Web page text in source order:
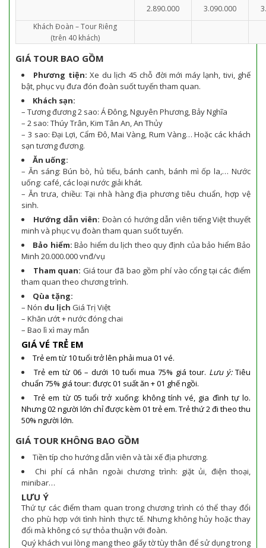
2.890.000 3.090.000
Khách Đoàn – Tour Riêng
(trên 40 khách)
GIÁ TOUR BAO GỒM
Phương tiện: Xe du lịch 45 chỗ đời mới máy lạnh, tivi, ghế
bật, phục vụ đưa đón đoàn suốt tuyến tham quan.
Khách sạn:
– Tương đương 2 sao: Á Đông, Nguyên Phương, Bảy Nghĩa
– 2 sao: Thúy Trân, Kim Tân An, An Thủy
– 3 sao: Đại Lợi, Cẩm Đô, Mai Vàng, Rum Vàng… Hoặc các khách
sạn tương đương.
Ăn uống:
– Ăn sáng: Bún bò, hủ tiếu, bánh canh, bánh mì ốp la,… Nước
uống: café, các loại nước giải khát.
– Ăn trưa, chiều: Tại nhà hàng địa phương tiêu chuẩn, hợp vệ
sinh.
Hướng dẫn viên: Đoàn có hướng dẫn viên tiếng Việt thuyết
minh và phục vụ đoàn tham quan suốt tuyến.
Bảo hiểm: Bảo hiểm du lịch theo quy định của bảo hiểm Bảo
Minh 20.000.000 vnđ/vụ
Tham quan: Giá tour đã bao gồm phí vào cổng tại các điểm
tham quan theo chương trình.
Qùa tặng:
– Nón du lịch Giá Trị Việt
– Khăn ướt + nước đóng chai
– Bao lì xì may mắn
GIÁ VÉ TRẺ EM
Trẻ em từ 10 tuổi trở lên phải mua 01 vé.
Trẻ em từ 06 – dưới 10 tuổi mua 75% giá tour. Lưu ý:Tiêu
chuẩn 75% giá tour: được 01 suất ăn + 01 ghế ngồi.
Trẻ em từ 05 tuổi trở xuống: không tính vé, gia đình tự lo.
Nhưng 02 người lớn chỉ được kèm 01 trẻ em. Trẻ thứ 2 đi theo thu
50% người lớn.
GIÁ TOUR KHÔNG BAO GỒM
Tiền típ cho hướng dẫn viên và tài xế địa phương.
Chi phí cá nhân ngoài chương trình: giặt ủi, điện thoại,
minibar…
LƯU Ý
Thứ tự các điểm tham quan trong chương trình có thể thay đổi
cho phù hợp với tình hình thực tế. Nhưng không hủy hoặc thay
đổi mà không có sự thỏa thuận với đoàn.
Quý khách vui lòng mang theo giấy tờ tùy thân để sử dụng trong